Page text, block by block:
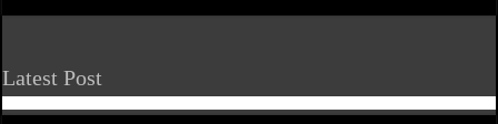
Latest Post